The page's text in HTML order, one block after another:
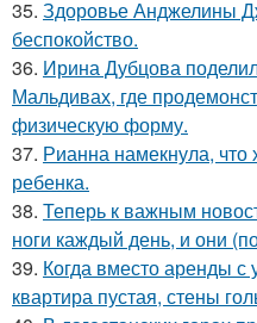
35. Здоровье Анджелины
беспокойство.
36. Ирина Дубцова
Мальдивах, где
физическую форму.
37. Рианна намекнула, что
ребенка.
38. Теперь к важным
ноги каждый день, и они
39. Когда вместо аренды
квартира пустая, стены